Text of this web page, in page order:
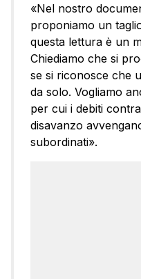
«Nel nostro
proponiamo un
questa lettura è un
Chiediamo che si
se si riconosce che
da solo. Vogliamo
per cui i debiti
disavanzo
subordinati».